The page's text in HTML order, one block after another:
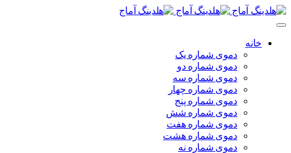
خانه
دموی شماره یک
دموی شماره دو
دموی شماره سه
دموی شماره چهار
دموی شماره پنج
دموی شماره شش
دموی شماره هفت
دموی شماره هشت
دموی شماره نه